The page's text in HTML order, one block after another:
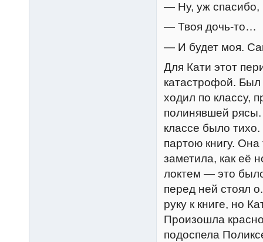
— Ну, уж спасибо,
— Твоя дочь-то…
— И будет моя.
Для Кати этот
катастрофой.
ходил по классу,
полинявшей рясы.
классе было
партою книгу.
заметила, как её
локтем — это
перед ней стоял
руку к книге, но
Произошла
подоспела